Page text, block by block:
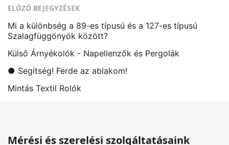
ELŐZŐ BEJEGYZÉSEK
Mi a különbség a 89-es típusú és a 127-es típusú
Szalagfüggönyök között?
Külső Árnyékolók - Napellenzők és Pergolák
● Segítség! Ferde az ablakom!
Mintás Textil Rolók
Mérési és szerelési szolgáltatásaink